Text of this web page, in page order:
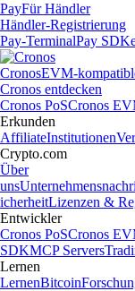
PayFür Händler
Händler-Registrierung
Pay-TerminalPay SDK
CronosEVM-
Cronos entdecken
Cronos PoSCronos
Erkunden
AffiliateInstitutionen
Crypto.com
Über
uns
icherheitLizenzen &
Entwickler
Cronos PoSCronos
SDKMCP Servers
Lernen
LernenBitcoin